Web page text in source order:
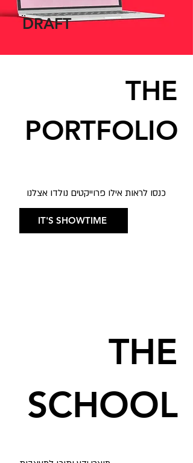
DRAFT
THE
PORTFOLIO
כנסו לראות אילו פרוייקטים נולדו אצלנו
IT'S SHOWTIME
THE
SCHOOL